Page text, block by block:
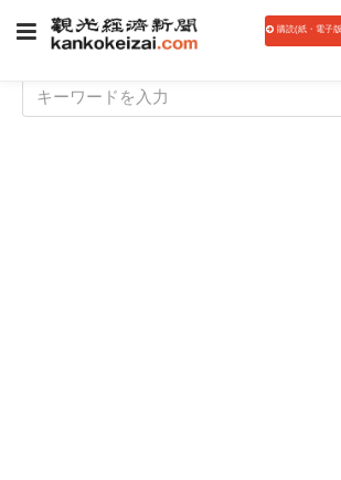
購読(紙・電子